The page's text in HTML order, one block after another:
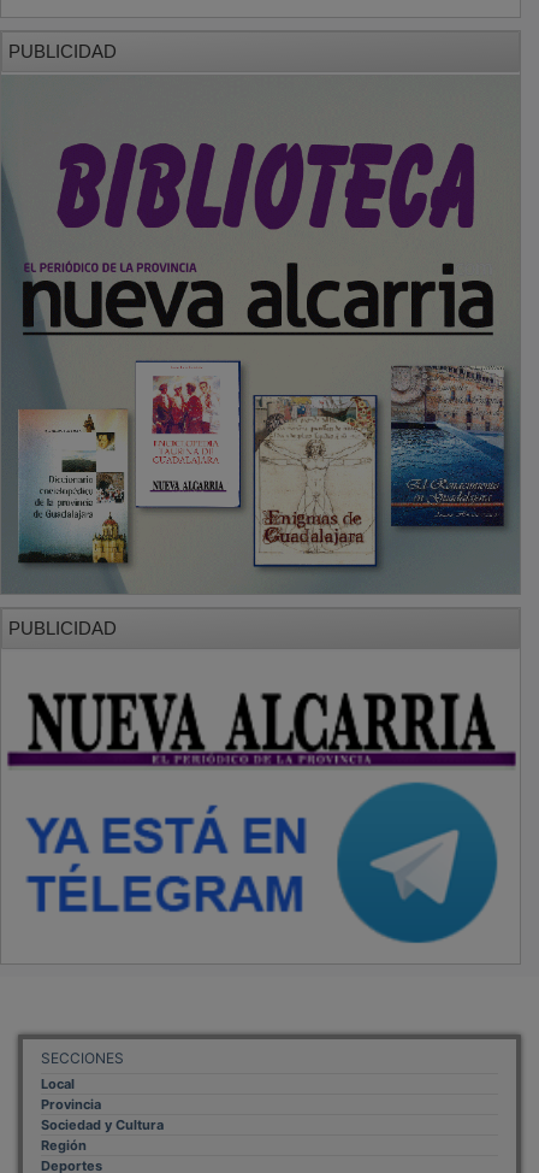
PUBLICIDAD
PUBLICIDAD
SECCIONES
Local
Provincia
Sociedad y Cultura
Región
Deportes